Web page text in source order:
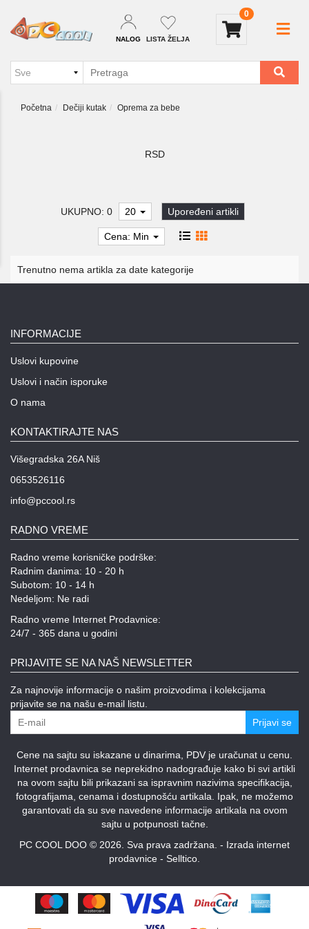
NALOG LISTA ŽELJA
0
Početna Dečiji kutak Oprema za bebe
RSD
UKUPNO: 0 20 Upoređeni artikli
Cena: Min
Trenutno nema artikla za date kategorije
INFORMACIJE
Uslovi kupovine
Uslovi i način isporuke
O nama
KONTAKTIRAJTE NAS
Višegradska 26A Niš
0653526116
info@pccool.rs
RADNO VREME
Radno vreme korisničke podrške:
Radnim danima: 10 - 20 h
Subotom: 10 - 14 h
Nedeljom: Ne radi
Radno vreme Internet Prodavnice:
24/7 - 365 dana u godini
PRIJAVITE SE NA NAŠ NEWSLETTER
Za najnovije informacije o našim proizvodima i kolekcijama
prijavite se na našu e-mail listu.
Prijavi se
Cene na sajtu su iskazane u dinarima, PDV je uračunat u cenu.
Internet prodavnica se neprekidno nadograđuje kako bi svi artikli
na ovom sajtu bili prikazani sa ispravnim nazivima specifikacija,
fotografijama, cenama i dostupnošću artikala. Ipak, ne možemo
garantovati da su sve navedene informacije artikala na ovom
sajtu u potpunosti tačne.
PC COOL DOO © 2026. Sva prava zadržana. - Izrada internet
prodavnice - Selltico.